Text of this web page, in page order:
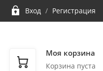
Вход / Регистрация
Моя корзина
Корзина пуста